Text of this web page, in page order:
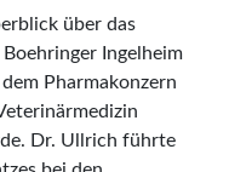
über das
Ingelheim
Pharmakonzern
Dr. Ullrich führte